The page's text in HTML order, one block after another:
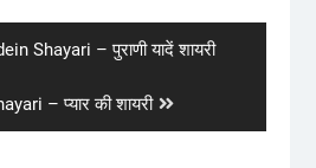
Shayari – पुराणी यादें शायरी
– प्यार की शायरी